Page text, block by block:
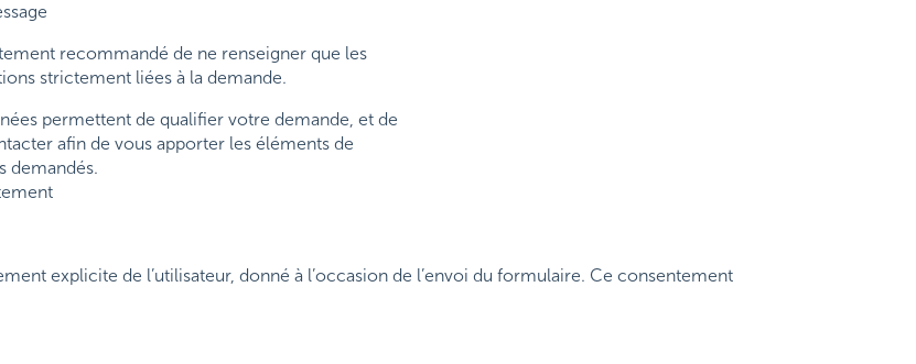
recommandé de ne renseigner que les
strictement liées à la demande.
permettent de qualifier votre demande, et de
afin de vous apporter les éléments de
demandés.
explicite de l’utilisateur, donné à l’occasion de l’envoi du formulaire. Ce consentement